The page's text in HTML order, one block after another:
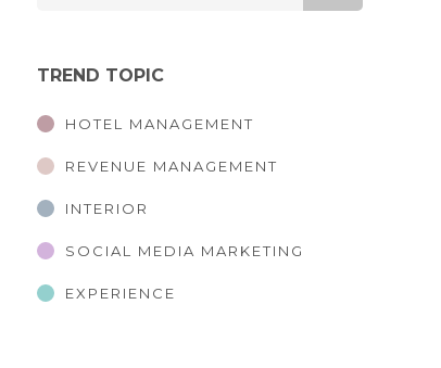
TREND TOPIC
HOTEL MANAGEMENT
REVENUE MANAGEMENT
INTERIOR
SOCIAL MEDIA MARKETING
EXPERIENCE